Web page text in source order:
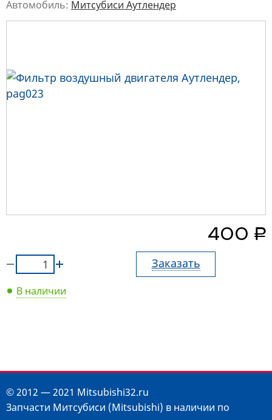
Автомобиль: Митсубиси Аутлендер
400 руб.
Заказать
В наличии
© 2012 — 2021 Mitsubishi32.ru
Запчасти Митсубиси (Mitsubishi) в наличии по